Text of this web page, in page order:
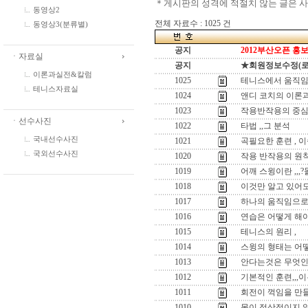
동영상2
동영상3(분류별)
ㆍ자료실
이론과실전&칼럼
테니스자료실
ㆍ선수사진
국내선수사진
국외선수사진
＊게시판의 성격에 적절치 않는 글은
전체 자료수 : 1025 건
공지
2012부산오픈 홍
공지
★회원정보수정(
1025
테니스에서 움직
1024
앤디 코치의 이론
1023
작용반작용의 중
1022
타법 ,,그 분석
1021
곡필요한 훈련 ,
1020
작용 반작용의 원
1019
어깨 스윙이란
1018
이것만 알고 있어
1017
하나의 움직임으
1016
연습은 어떻게 해
1015
테니스의 원리 ,
1014
스윙의 형태는 어
1013
안다는것은 무엇
1012
기본적인 훈련,,,
1011
회전이 꺽임을 만